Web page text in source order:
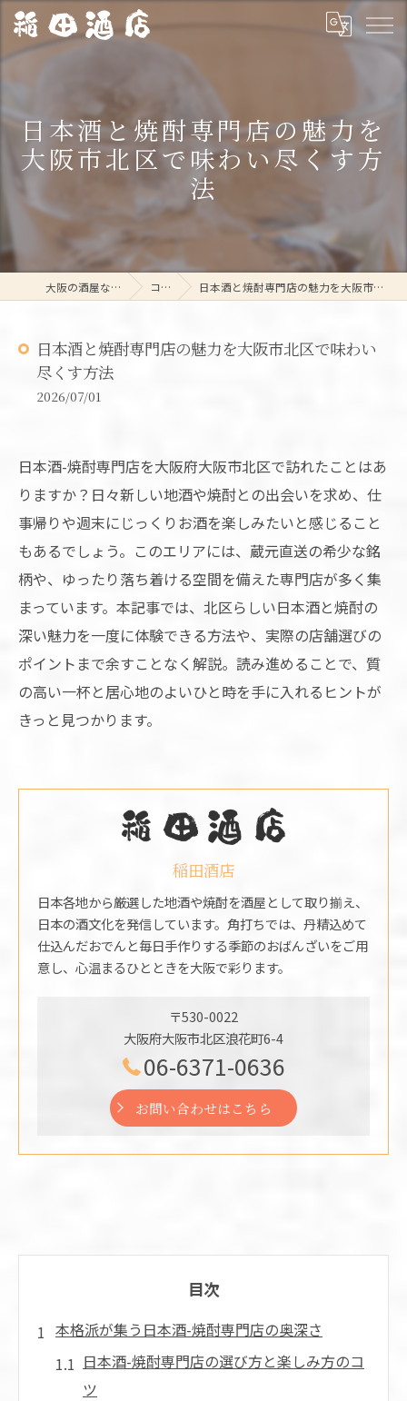
日本酒と焼酎専門店の魅力を
大阪市北区で味わい尽くす方
法
大阪の酒屋なら稲田酒店 コラム 日本酒と焼酎専門店の魅力を大阪市北区で味わい尽くす方法
日本酒と焼酎専門店の魅力を大阪市北区で味わい
尽くす方法
2026/07/01
日本酒-焼酎専門店を大阪府大阪市北区で訪れたことはあ
りますか？日々新しい地酒や焼酎との出会いを求め、仕
事帰りや週末にじっくりお酒を楽しみたいと感じること
もあるでしょう。このエリアには、蔵元直送の希少な銘
柄や、ゆったり落ち着ける空間を備えた専門店が多く集
まっています。本記事では、北区らしい日本酒と焼酎の
深い魅力を一度に体験できる方法や、実際の店舗選びの
ポイントまで余すことなく解説。読み進めることで、質
の高い一杯と居心地のよいひと時を手に入れるヒントが
きっと見つかります。
稲田酒店
日本各地から厳選した地酒や焼酎を酒屋として取り揃え、
日本の酒文化を発信しています。角打ちでは、丹精込めて
仕込んだおでんと毎日手作りする季節のおばんざいをご用
意し、心温まるひとときを大阪で彩ります。
〒530-0022
大阪府大阪市北区浪花町6-4
06-6371-0636
お問い合わせはこちら
目次
本格派が集う日本酒-焼酎専門店の奥深さ
日本酒-焼酎専門店の選び方と楽しみ方のコ
ツ